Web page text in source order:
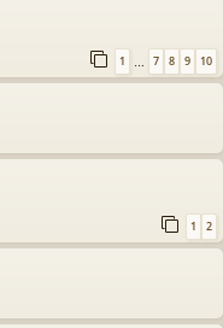
1 … 7 8 9 10
1 2